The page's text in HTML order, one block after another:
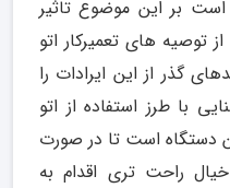
بر این موضوع تاثیر
توصیه های تعمیرکار اتو
گذر از این ایرادات را
با طرز استفاده از اتو
دستگاه است تا در صورت
راحت تری اقدام به